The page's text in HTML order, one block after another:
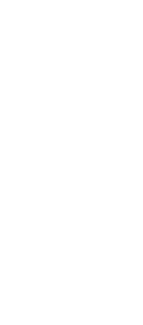
Alemanha e Argentina
na Copa do Mundo
2027